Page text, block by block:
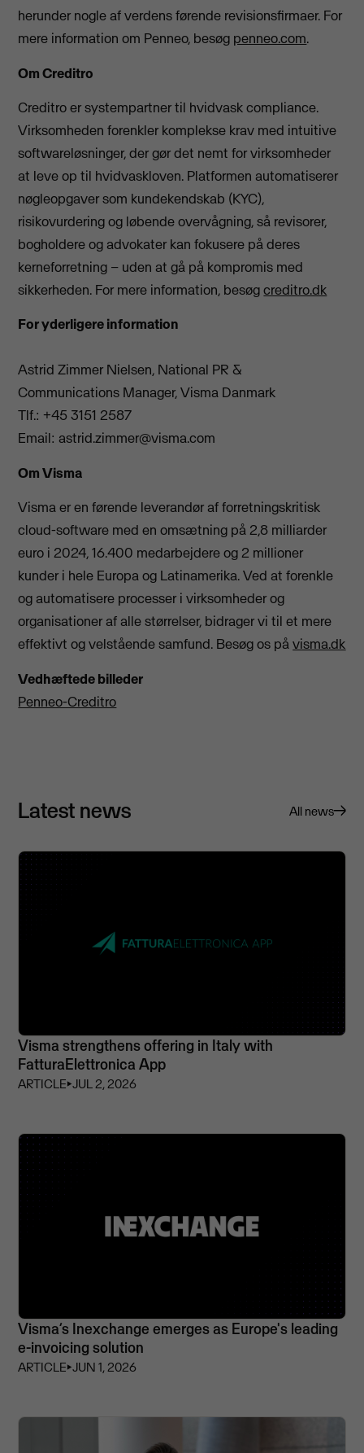
herunder nogle af verdens førende revisionsfirmaer. For
mere information om Penneo, besøg penneo.com.
Om Creditro
Creditro er systempartner til hvidvask compliance.
Virksomheden forenkler komplekse krav med intuitive
softwareløsninger, der gør det nemt for virksomheder
at leve op til hvidvaskloven. Platformen automatiserer
nøgleopgaver som kundekendskab (KYC),
risikovurdering og løbende overvågning, så revisorer,
bogholdere og advokater kan fokusere på deres
kerneforretning – uden at gå på kompromis med
sikkerheden. For mere information, besøgcreditro.dk
For yderligere information
Astrid Zimmer Nielsen, National PR &
Communications Manager, Visma Danmark
Tlf.: +45 3151 2587
Email:astrid.zimmer@visma.com
Om Visma
Visma er en førende leverandør af forretningskritisk
cloud-software med en omsætning på 2,8 milliarder
euro i 2024, 16.400 medarbejdere og 2 millioner
kunder i hele Europa og Latinamerika. Ved at forenkle
og automatisere processer i virksomheder og
organisationer af alle størrelser, bidrager vi til et mere
effektivt og velstående samfund. Besøg os påvisma.dk
Vedhæftede billeder
Penneo-Creditro
Latest news All news
Visma strengthens offering in Italy with
FatturaElettronica App
ARTICLE⏵JUL 2, 2026
Visma’s Inexchange emerges as Europe's leading
e-invoicing solution
ARTICLE⏵JUN 1, 2026